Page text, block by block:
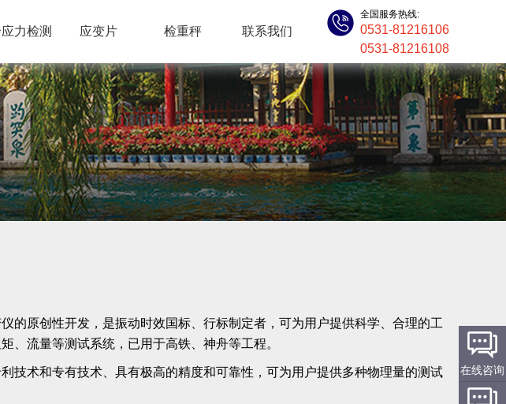
力检测 应变片 检重秤 联系我们
全国服务热线:
0531-81216106
0531-81216108
的原创性开发，是振动时效国标、行标制定者，可为用户提供科学、合理的工
、流量等测试系统，已用于高铁、神舟等工程。
利技术和专有技术、具有极高的精度和可靠性，可为用户提供多种物理量的测试
在线咨询